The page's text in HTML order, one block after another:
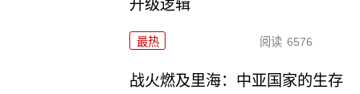
升级逻辑
最热 阅读 6576
战火燃及里海：中亚国家的生存